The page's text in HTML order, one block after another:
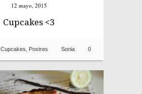
12 mayo, 2015
Cupcakes <3
0
Sonia
Cupcakes Postres